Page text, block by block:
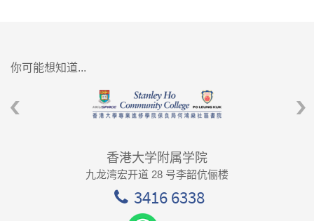
你可能想知道...
香港大学附属学院
九龙湾宏开道 28 号李韶伉俪楼
3416 6338